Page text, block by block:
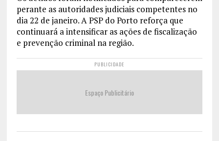
perante as autoridades judiciais competentes no
dia 22 de janeiro. A PSP do Porto reforça que
continuará a intensificar as ações de fiscalização
e prevenção criminal na região.
PUBLICIDADE
Espaço Publicitário